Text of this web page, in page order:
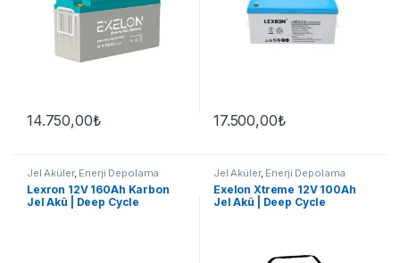
14.750,00₺ 17.500,00₺
Jel Aküler, Enerji Depolama
Lexron 12V 160Ah Karbon
Jel Akü | Deep Cycle
Jel Aküler, Enerji Depolama
Exelon Xtreme 12V 100Ah
Jel Akü | Deep Cycle